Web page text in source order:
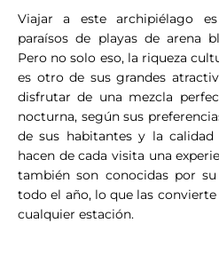
Viajar a este archipiélago
paraísos de playas de arena
Pero no solo eso, la riqueza
es otro de sus grandes
disfrutar de una mezcla
nocturna, según sus
de sus habitantes y la
hacen de cada visita una
también son conocidas por
todo el año, lo que las
cualquier estación.